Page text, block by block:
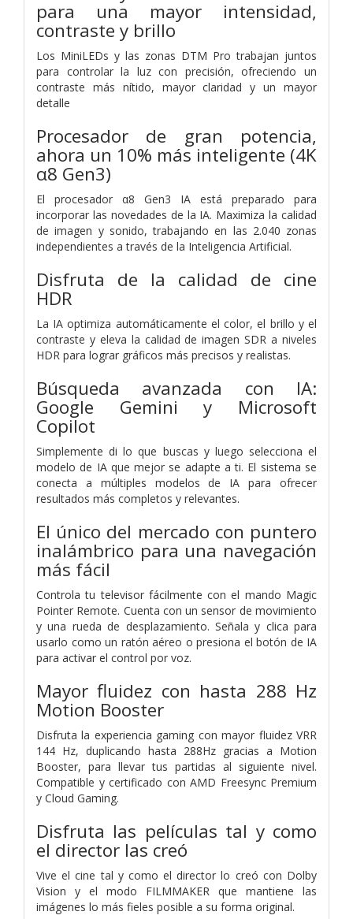
para una mayor intensidad,
contraste y brillo
Los MiniLEDs y las zonas DTM Pro trabajan juntos
para controlar la luz con precisión, ofreciendo un
contraste más nítido, mayor claridad y un mayor
detalle
Procesador de gran potencia,
ahora un 10% más inteligente (4K
α8 Gen3)
El procesador α8 Gen3 IA está preparado para
incorporar las novedades de la IA. Maximiza la calidad
de imagen y sonido, trabajando en las 2.040 zonas
independientes a través de la Inteligencia Artificial.
Disfruta de la calidad de cine
HDR
La IA optimiza automáticamente el color, el brillo y el
contraste y eleva la calidad de imagen SDR a niveles
HDR para lograr gráficos más precisos y realistas.
Búsqueda avanzada con IA:
Google Gemini y Microsoft
Copilot
Simplemente di lo que buscas y luego selecciona el
modelo de IA que mejor se adapte a ti. El sistema se
conecta a múltiples modelos de IA para ofrecer
resultados más completos y relevantes.
El único del mercado con puntero
inalámbrico para una navegación
más fácil
Controla tu televisor fácilmente con el mando Magic
Pointer Remote. Cuenta con un sensor de movimiento
y una rueda de desplazamiento. Señala y clica para
usarlo como un ratón aéreo o presiona el botón de IA
para activar el control por voz.
Mayor fluidez con hasta 288 Hz
Motion Booster
Disfruta la experiencia gaming con mayor fluidez VRR
144 Hz, duplicando hasta 288Hz gracias a Motion
Booster, para llevar tus partidas al siguiente nivel.
Compatible y certificado con AMD Freesync Premium
y Cloud Gaming.
Disfruta las películas tal y como
el director las creó
Vive el cine tal y como el director lo creó con Dolby
Vision y el modo FILMMAKER que mantiene las
imágenes lo más fieles posible a su forma original.